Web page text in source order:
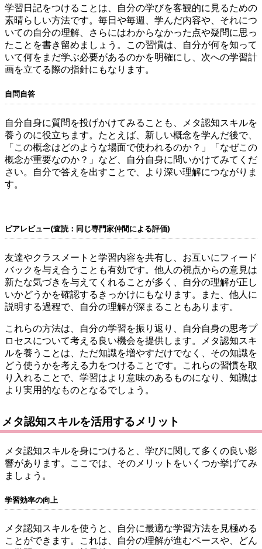
学習日記をつけることは、自分の学びを客観的に見るための
素晴らしい方法です。毎日や毎週、学んだ内容や、それにつ
いての自分の理解、さらにはわからなかった点や疑問に思っ
たことを書き留めましょう。この習慣は、自分が何を知って
いて何をまだ学ぶ必要があるのかを明確にし、次への学習計
画を立てる際の指針にもなります。
自問自答
自分自身に質問を投げかけてみることも、メタ認知スキルを
養うのに役立ちます。たとえば、新しい概念を学んだ後で、
「この概念はどのような場面で使われるのか？」「なぜこの
概念が重要なのか？」など、自分自身に問いかけてみてくだ
さい。自分で答えを出すことで、より深い理解につながりま
す。
ピアレビュー(査読：同じ専門家仲間による評価)
友達やクラスメートと学習内容を共有し、お互いにフィード
バックを与え合うことも有効です。他人の視点からの意見は
新たな気づきを与えてくれることが多く、自分の理解が正し
いかどうかを確認するきっかけにもなります。また、他人に
説明する過程で、自分の理解が深まることもあります。
これらの方法は、自分の学習を振り返り、自分自身の思考プ
ロセスについて考える良い機会を提供します。メタ認知スキ
ルを養うことは、ただ知識を増やすだけでなく、その知識を
どう使うかを考える力をつけることです。これらの習慣を取
り入れることで、学習はより意味のあるものになり、知識は
より実用的なものとなるでしょう。
メタ認知スキルを活用するメリット
メタ認知スキルを身につけると、学びに関して多くの良い影
響があります。ここでは、そのメリットをいくつか挙げてみ
ましょう。
学習効率の向上
メタ認知スキルを使うと、自分に最適な学習方法を見極める
ことができます。これは、自分の理解が進むペースや、どん